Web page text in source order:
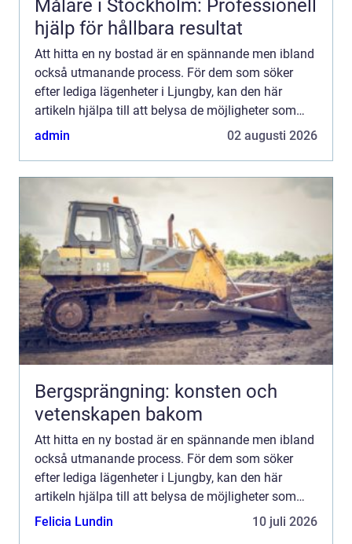
Målare i Stockholm: Professionell
hjälp för hållbara resultat
Att hitta en ny bostad är en spännande men ibland
också utmanande process. För dem som söker
efter lediga lägenheter i Ljungby, kan den här
artikeln hjälpa till att belysa de möjligheter som
finns i denna charmiga kommun i södra Småland.
admin 02 augusti 2026
Bergsprängning: konsten och
vetenskapen bakom
Att hitta en ny bostad är en spännande men ibland
också utmanande process. För dem som söker
efter lediga lägenheter i Ljungby, kan den här
artikeln hjälpa till att belysa de möjligheter som
finns i denna charmiga kommun i södra Småland.
Felicia Lundin 10 juli 2026